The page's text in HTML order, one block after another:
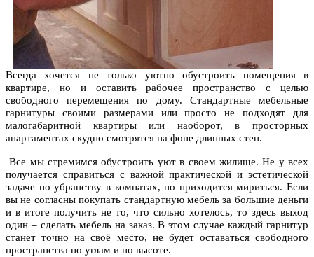
Всегда хочется не только уютно обустроить помещения в
квартире, но и оставить рабочее пространство с целью
свободного перемещения по дому. Стандартные мебельные
гарнитуры своими размерами или просто не подходят для
малогабаритной квартиры или наоборот, в просторных
апартаментах скудно смотрятся на фоне длинных стен.
Все мы стремимся обустроить уют в своем жилище. Не у всех
получается справиться с важной практической и эстетической
задаче по убранству в комнатах, но приходится мириться. Если
вы не согласны покупать стандартную мебель за большие деньги
и в итоге получить не то, что сильно хотелось, то здесь выход
один – сделать мебель на заказ. В этом случае каждый гарнитур
станет точно на своё место, не будет оставаться свободного
пространства по углам и по высоте.